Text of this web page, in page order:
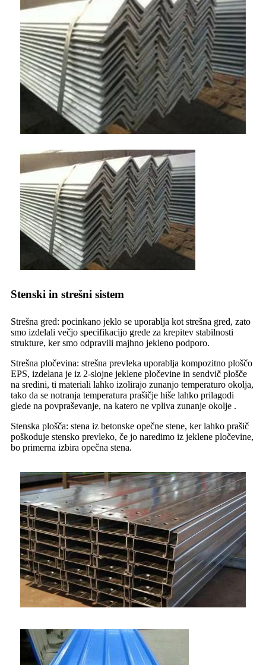
Stenski in strešni sistem
Strešna gred: pocinkano jeklo se uporablja kot strešna gred, zato
smo izdelali večjo specifikacijo grede za krepitev stabilnosti
strukture, ker smo odpravili majhno jekleno podporo.
Strešna pločevina: strešna prevleka uporablja kompozitno ploščo
EPS, izdelana je iz 2-slojne jeklene pločevine in sendvič plošče
na sredini, ti materiali lahko izolirajo zunanjo temperaturo okolja,
tako da se notranja temperatura prašičje hiše lahko prilagodi
glede na povpraševanje, na katero ne vpliva zunanje okolje .
Stenska plošča: stena iz betonske opečne stene, ker lahko prašič
poškoduje stensko prevleko, če jo naredimo iz jeklene pločevine,
bo primerna izbira opečna stena.